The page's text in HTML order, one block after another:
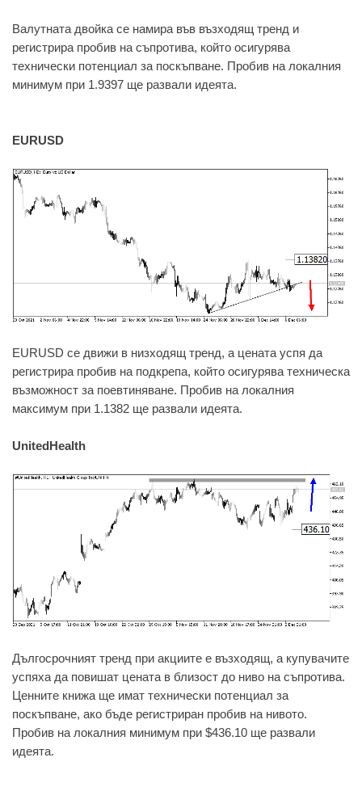
Валутната двойка се намира във възходящ тренд и
регистрира пробив на съпротива, който осигурява
технически потенциал за поскъпване. Пробив на локалния
минимум при 1.9397 ще развали идеята.
EURUSD
EURUSD се движи в низходящ тренд, а цената успя да
регистрира пробив на подкрепа, който осигурява техническа
възможност за поевтиняване. Пробив на локалния
максимум при 1.1382 ще развали идеята.
UnitedHealth
Дългосрочният тренд при акциите е възходящ, а купувачите
успяха да повишат цената в близост до ниво на съпротива.
Ценните книжа ще имат технически потенциал за
поскъпване, ако бъде регистриран пробив на нивото.
Пробив на локалния минимум при $436.10 ще развали
идеята.